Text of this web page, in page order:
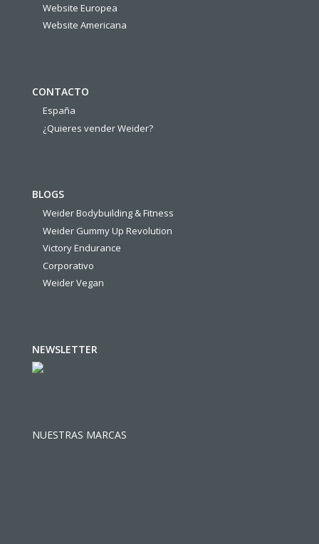
Website Europea
Website Americana
CONTACTO
España
¿Quieres vender Weider?
BLOGS
Weider Bodybuilding & Fitness
Weider Gummy Up Revolution
Victory Endurance
Corporativo
Weider Vegan
NEWSLETTER
NUESTRAS MARCAS